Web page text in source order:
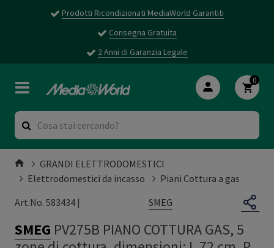
Prodotti Ricondizionati MediaWorld Garantiti
Consegna Gratuita
2 Anni di Garanzia Legale
0
GRANDI ELETTRODOMESTICI
Elettrodomestici da incasso
Piani Cottura a gas
Art.No. 583434 |
SMEG
SMEG PV275B PIANO COTTURA GAS, 5